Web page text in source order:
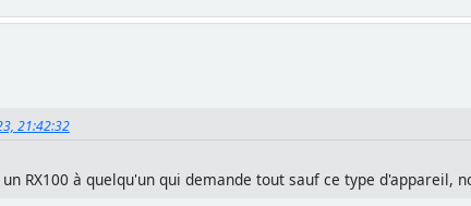
21:42:32
RX100 à quelqu'un qui demande tout sauf ce type d'appareil,